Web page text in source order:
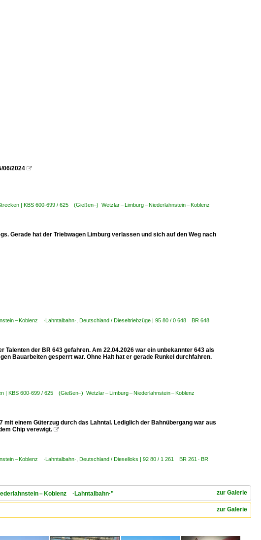
06/2024 
| KBS 600-699 / 625 (Gießen–) Wetzlar – Limburg – Niederlahnstein – Koblenz
Gerade hat der Triebwagen Limburg verlassen und sich auf den Weg nach
– Koblenz ·Lahntalbahn· Deutschland / Dieseltriebzüge | 95 80 / 0 648 BR 648
der BR 643 gefahren. Am 22.04.2026 war ein unbekannter 643 als
Bauarbeiten gesperrt war. Ohne Halt hat er gerade Runkel durchfahren.
| KBS 600-699 / 625 (Gießen–) Wetzlar – Limburg – Niederlahnstein – Koblenz
einem Güterzug durch das Lahntal. Lediglich der Bahnübergang war aus
Chip verewigt. 
– Koblenz ·Lahntalbahn· Deutschland / Dieselloks | 92 80 / 1 261 BR 261 · BR
zur Galerie
– Koblenz ·Lahntalbahn·"
zur Galerie